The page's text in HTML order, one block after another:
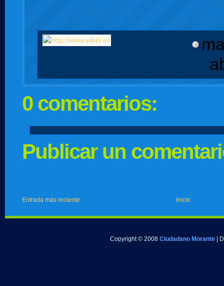
0 comentarios:
Publicar un
Entrada más reciente Inicio
Copyright © 2008 Ciudadano Morante |